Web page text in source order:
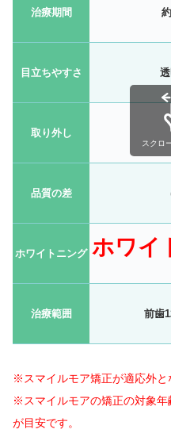
治療期間
目立ちやすさ
取り外し
品質の差
ホワイトニング ホワイ
治療範囲 前歯
スクロ
※スマイルモア矯正が適応外と
※スマイルモアの矯正の対象年
が目安です。